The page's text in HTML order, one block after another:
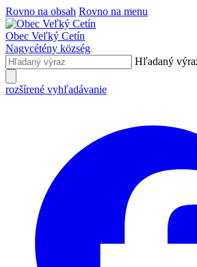
Rovno na obsah Rovno na menu
Obec Veľký Cetín
Nagycétény község
Hľadaný
rozšírené vyhľadávanie